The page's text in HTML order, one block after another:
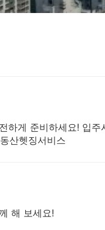
하게 준비하세요! 입주
산헷징서비스
해 보세요!